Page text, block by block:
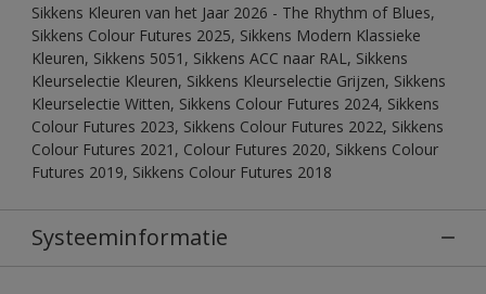
Sikkens Kleuren van het Jaar 2026 - The Rhythm of Blues,
Sikkens Colour Futures 2025, Sikkens Modern Klassieke
Kleuren, Sikkens 5051, Sikkens ACC naar RAL, Sikkens
Kleurselectie Kleuren, Sikkens Kleurselectie Grijzen, Sikkens
Kleurselectie Witten, Sikkens Colour Futures 2024, Sikkens
Colour Futures 2023, Sikkens Colour Futures 2022, Sikkens
Colour Futures 2021, Colour Futures 2020, Sikkens Colour
Futures 2019, Sikkens Colour Futures 2018
Systeeminformatie